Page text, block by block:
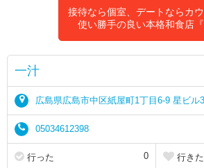
接待なら個室、デートならカウ
使い勝手の良い本格和食店『
一汁
広島県広島市中区紙屋町1丁目6-9 星ビル
05034612398
行った 0 行き